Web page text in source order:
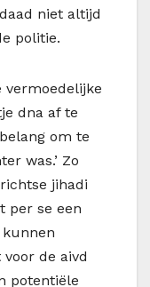
niet altijd
politie.
vermoedelijke
dna af te
om te
was.’ Zo
jihadi
per se een
de aivd
potentiële